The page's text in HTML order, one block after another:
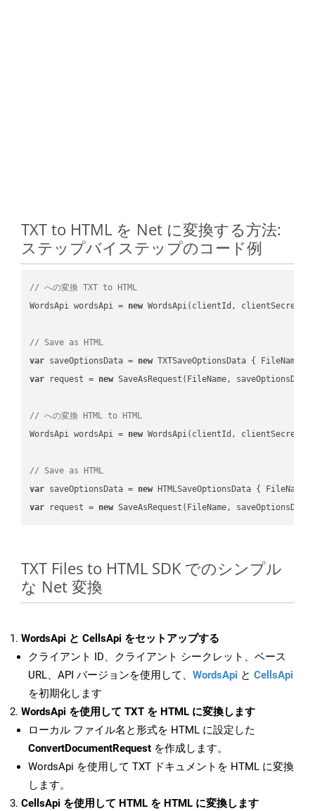
TXT to HTML を Net に変換する方法:
ステップバイステップのコード例
// への変換 TXT to HTML
WordsApi wordsApi = new WordsApi(clientId, clientSecret);
// Save as HTML
var saveOptionsData = new TXTSaveOptionsData { FileName =
var request = new SaveAsRequest(FileName,
// への変換 HTML to HTML
WordsApi wordsApi = new WordsApi(clientId, clientSecret);
// Save as HTML
var saveOptionsData = new HTMLSaveOptionsData { FileName
var request = new
TXT Files to HTML SDK でのシンプル
な Net 変換
WordsApi と CellsApi をセットアップする
クライアント ID、クライアント シークレット、ベース
URL、API バージョンを使用して、 WordsApi と CellsApi
を初期化します
WordsApi を使用して TXT を HTML に変換します
ローカル ファイル名と形式を HTML に設定した
ConvertDocumentRequest を作成します。
WordsApi を使用して TXT ドキュメントを HTML に変換
します。
CellsApi を使用して HTML を HTML に変換します